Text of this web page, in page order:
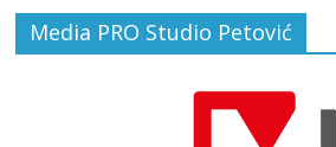
Media PRO Studio Petović